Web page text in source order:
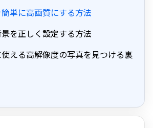
単に高画質にする方法
を正しく設定する方法
える高解像度の写真を見つける裏